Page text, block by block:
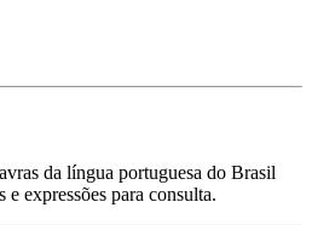
da língua portuguesa do Brasil
expressões para consulta.